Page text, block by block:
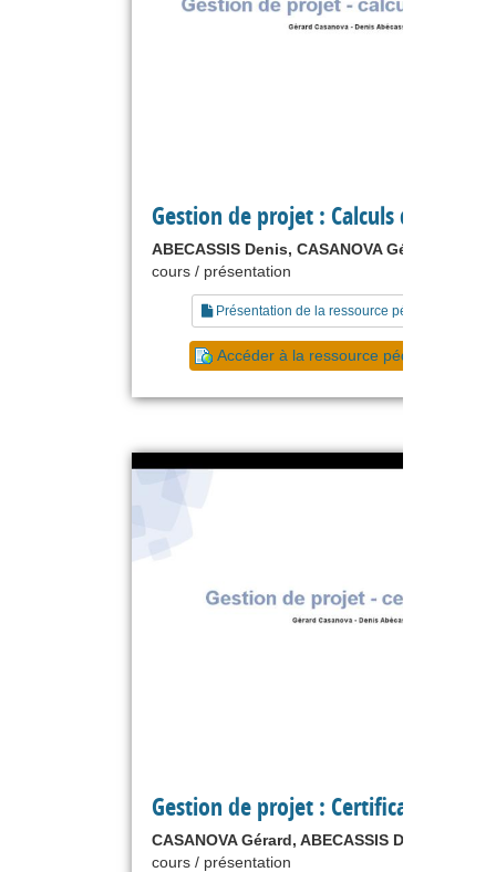
Gestion de projet : Calculs des coûts
ABECASSIS Denis, CASANOVA Gérard
cours / présentation
Présentation de la ressource pédagogique
Accéder à la ressource pédagogique
Gestion de projet : Certifications
CASANOVA Gérard, ABECASSIS Denis
cours / présentation